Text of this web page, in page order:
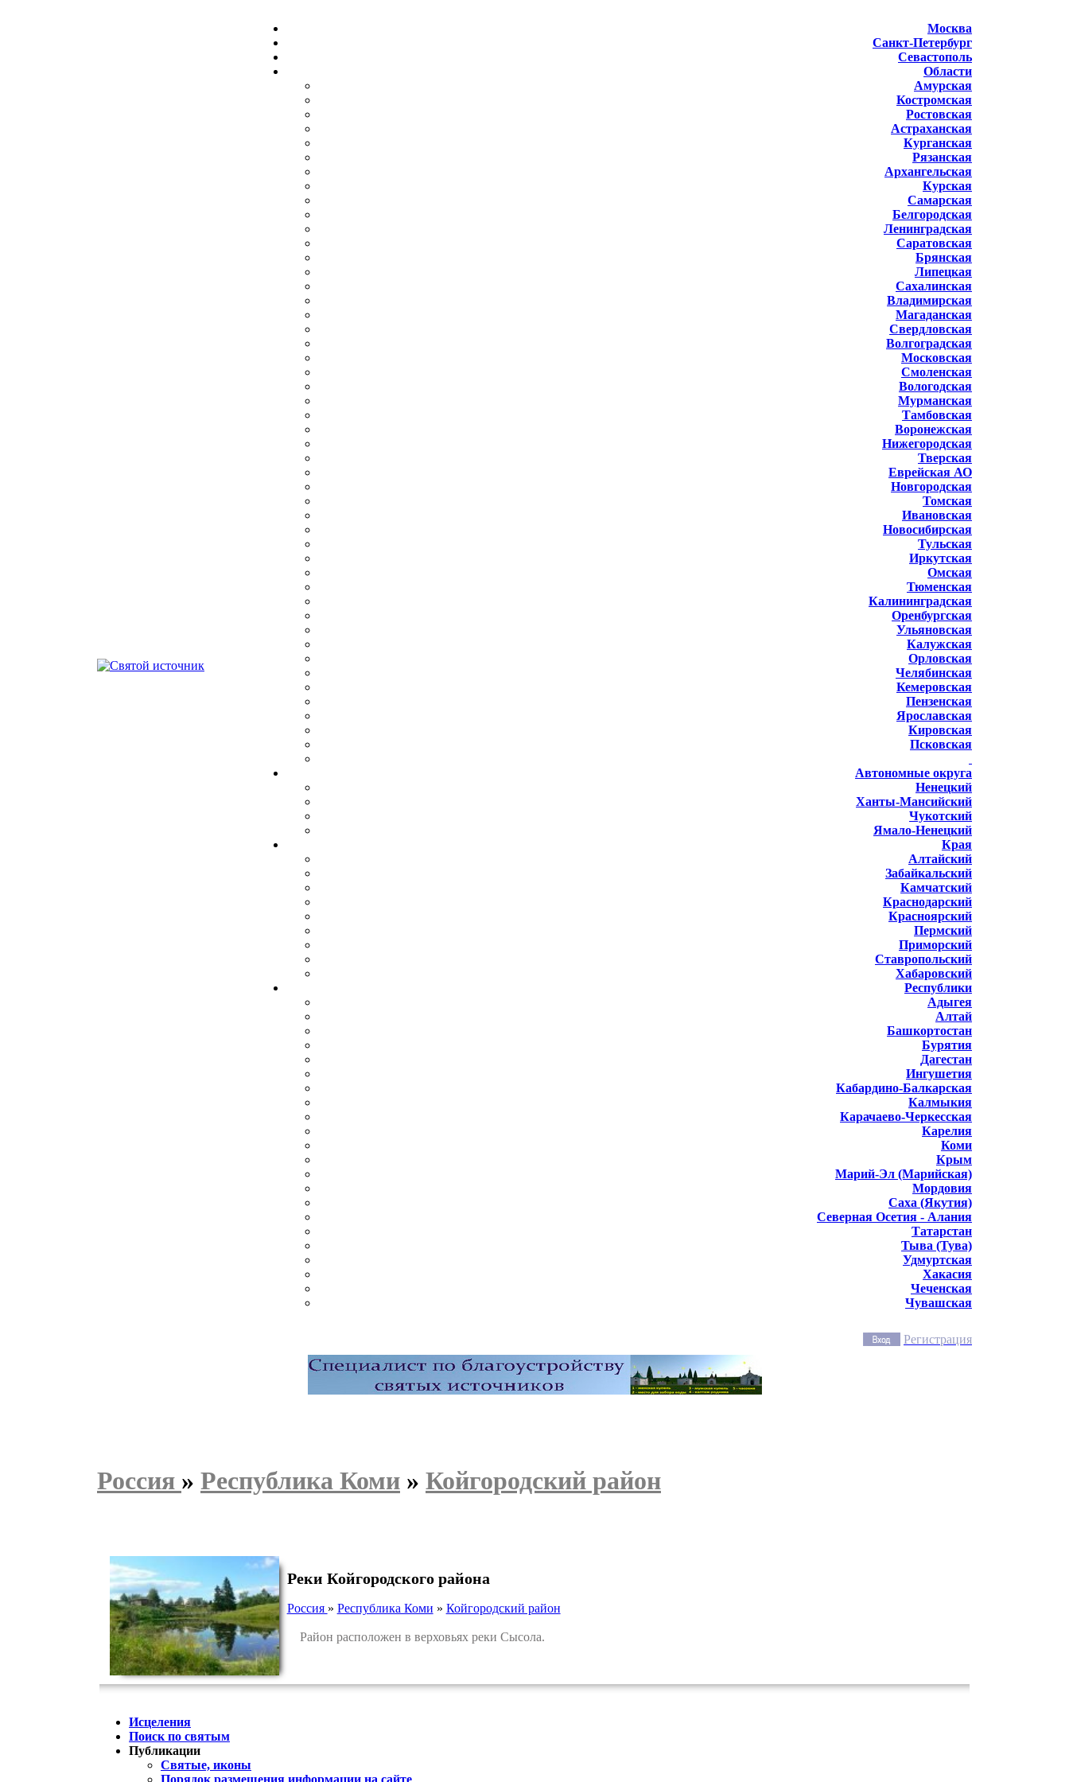
Москва
Санкт-Петербург
Севастополь
Области
Амурская
Костромская
Ростовская
Астраханская
Курганская
Рязанская
Архангельская
Курская
Самарская
Белгородская
Ленинградская
Саратовская
Брянская
Липецкая
Сахалинская
Владимирская
Магаданская
Свердловская
Волгоградская
Московская
Смоленская
Вологодская
Мурманская
Тамбовская
Воронежская
Нижегородская
Тверская
Еврейская АО
Новгородская
Томская
Ивановская
Новосибирская
Тульская
Иркутская
Омская
Тюменская
Калининградская
Оренбургская
Ульяновская
Калужская
Орловская
Челябинская
Кемеровская
Пензенская
Ярославская
Кировская
Псковская
Автономные округа
Ненецкий
Ханты-Мансийский
Чукотский
Ямало-Ненецкий
Края
Алтайский
Забайкальский
Камчатский
Краснодарский
Красноярский
Пермский
Приморский
Ставропольский
Хабаровский
Республики
Адыгея
Алтай
Башкортостан
Бурятия
Дагестан
Ингушетия
Кабардино-Балкарская
Калмыкия
Карачаево-Черкесская
Карелия
Коми
Крым
Марий-Эл (Марийская)
Мордовия
Саха (Якутия)
Северная Осетия - Алания
Татарстан
Тыва (Тува)
Удмуртская
Хакасия
Чеченская
Чувашская
Регистрация
Россия » Республика Коми » Койгородский район
Реки Койгородского района
Россия » Республика Коми » Койгородский район
Район расположен в верховьях реки Сысола.
Исцеления
Поиск по святым
Публикации
Святые, иконы